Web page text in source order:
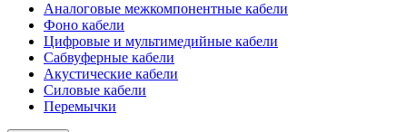
Аналоговые межкомпонентные кабели
Фоно кабели
Цифровые и мультимедийные кабели
Сабвуферные кабели
Акустические кабели
Силовые кабели
Перемычки